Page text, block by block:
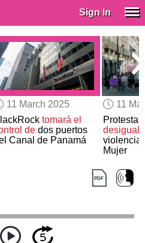
Sign In
11 March 2025
tomará el
dedos puertos
Canal de Panamá
11
violencia
Mujer